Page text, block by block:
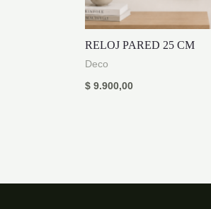
RELOJ PARED 25 CM
Deco
$ 9.900,00